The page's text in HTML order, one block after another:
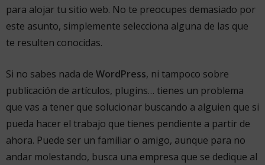
para alojar tu sitio web. No te preocupes demasiado por
este asunto, simplemente selecciona alguna de las que
te resulten conocidas.
Si no sabes nada de WordPress, ni tampoco sobre
publicación de artículos, plugins… tienes un problema
que vas a tener que solucionar buscando a alguien que si
pueda hacer el trabajo que tienes pendiente a partir de
ahora. Puede ser un familiar o amigo, aunque para no
andar molestando, busca una empresa que se dedique al